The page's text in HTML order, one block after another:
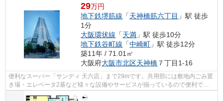
29万円
地下鉄堺筋線 「天神橋筋六丁目 」駅 徒歩
1分
大阪環状線 「天満 」駅 徒歩10分
地下鉄谷町線 「中崎町 」駅 徒歩12分
築11年 / 71.01㎡
大阪府大阪市北区天神橋 ７丁目1-16
便利なスーパー「サンディ 天六店」まで29mです。共用部には敷地内ごみ置
き場・エレベータ2基など様々な設備やサービスが揃っているので便利で